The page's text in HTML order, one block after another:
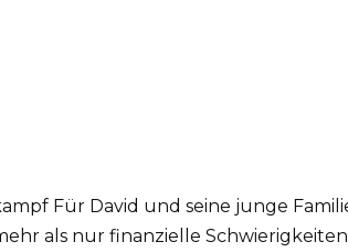
Für David und seine junge
als nur finanzielle